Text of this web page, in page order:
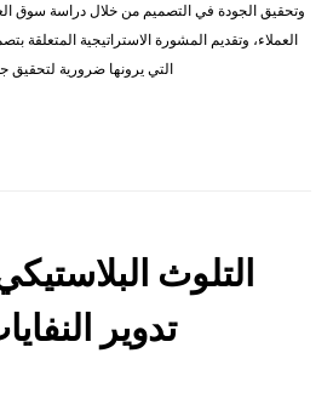
وتحقيق الجودة في التصميم من خلال دراسة سوق
العملاء، وتقديم المشورة الاستراتيجية المتعلقة
التي يرونها ضرورية لتحقيق
التلوث
تدوير